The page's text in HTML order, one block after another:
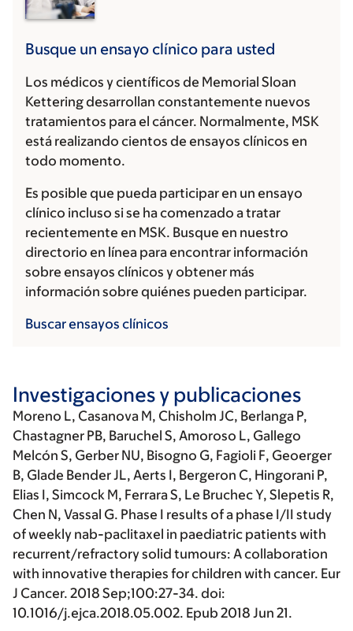
Busque un ensayo clínico para usted
Los médicos y científicos de Memorial Sloan
Kettering desarrollan constantemente nuevos
tratamientos para el cáncer. Normalmente, MSK
está realizando cientos de ensayos clínicos en
todo momento.
Es posible que pueda participar en un ensayo
clínico incluso si se ha comenzado a tratar
recientemente en MSK. Busque en nuestro
directorio en línea para encontrar información
sobre ensayos clínicos y obtener más
información sobre quiénes pueden participar.
Buscar ensayos clínicos
Investigaciones y publicaciones
Moreno L, Casanova M, Chisholm JC, Berlanga P,
Chastagner PB, Baruchel S, Amoroso L, Gallego
Melcón S, Gerber NU, Bisogno G, Fagioli F, Geoerger
B, Glade Bender JL, Aerts I, Bergeron C, Hingorani P,
Elias I, Simcock M, Ferrara S, Le Bruchec Y, Slepetis R,
Chen N, Vassal G. Phase I results of a phase I/II study
of weekly nab-paclitaxel in paediatric patients with
recurrent/refractory solid tumours: A collaboration
with innovative therapies for children with cancer. Eur
J Cancer. 2018 Sep;100:27-34. doi:
10.1016/j.ejca.2018.05.002. Epub 2018 Jun 21.